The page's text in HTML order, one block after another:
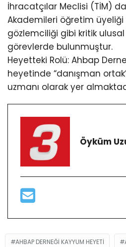
İhracatçılar Meclisi (TİM)
Akademileri öğretim üyeliği
gözlemciliği gibi kritik
görevlerde bulunmuştur.
Heyetteki Rolü: Ahbap
heyetinde “danışman
uzmanı olarak yer
Öyküm
AHBAP DERNEĞI KAYYUM HEYETI